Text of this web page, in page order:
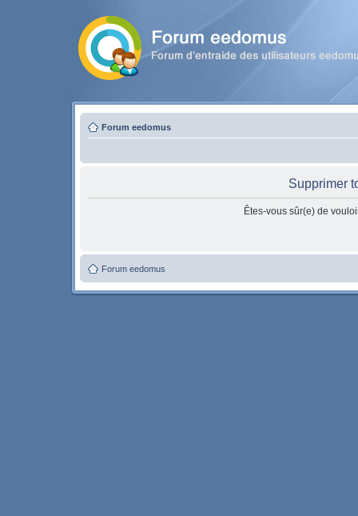
Forum eedomus
Supprimer
Êtes-vous sûr(e) de
Forum eedomus